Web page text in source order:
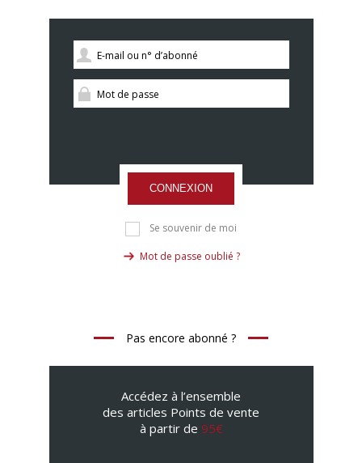
CONNEXION
Se souvenir de moi
Mot de passe oublié ?
Pas encore abonné ?
Accédez à l’ensemble
des articles Points de vente
à partir de 95€